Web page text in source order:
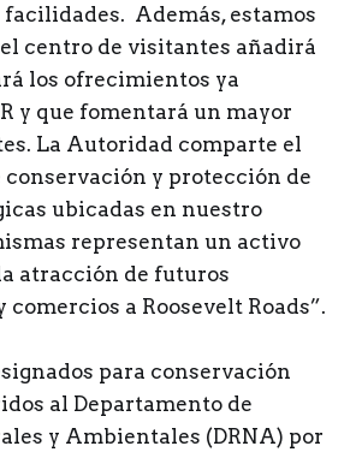
Además, estamos
centro de visitantes añadirá
los ofrecimientos ya
y que fomentará un mayor
La Autoridad comparte el
conservación y protección de
ubicadas en nuestro
representan un activo
atracción de futuros
a Roosevelt Roads”.
para conservación
al Departamento de
y Ambientales (DRNA) por